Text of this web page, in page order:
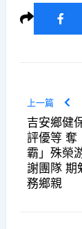
上一篇
吉安鄉健
評優等 奪
霸」殊榮
謝團隊 期
務鄉親